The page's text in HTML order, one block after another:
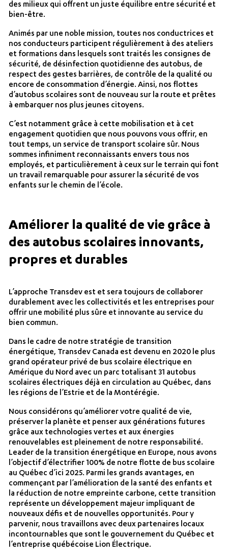
des milieux qui offrent un juste équilibre entre sécurité et
bien-être.
Animés par une noble mission, toutes nos conductrices et
nos conducteurs participent régulièrement à des ateliers
et formations dans lesquels sont traités les consignes de
sécurité, de désinfection quotidienne des autobus, de
respect des gestes barrières, de contrôle de la qualité ou
encore de consommation d’énergie. Ainsi, nos flottes
d’autobus scolaires sont de nouveau sur la route et prêtes
à embarquer nos plus jeunes citoyens.
C’est notamment grâce à cette mobilisation et à cet
engagement quotidien que nous pouvons vous offrir, en
tout temps, un service de transport scolaire sûr. Nous
sommes infiniment reconnaissants envers tous nos
employés, et particulièrement à ceux sur le terrain qui font
un travail remarquable pour assurer la sécurité de vos
enfants sur le chemin de l’école.
Améliorer la qualité de vie grâce à
des autobus scolaires innovants,
propres et durables
L’approche Transdev est et sera toujours de collaborer
durablement avec les collectivités et les entreprises pour
offrir une mobilité plus sûre et innovante au service du
bien commun.
Dans le cadre de notre stratégie de transition
énergétique, Transdev Canada est devenu en 2020 le plus
grand opérateur privé de bus scolaire électrique en
Amérique du Nord avec un parc totalisant 31 autobus
scolaires électriques déjà en circulation au Québec, dans
les régions de l’Estrie et de la Montérégie.
Nous considérons qu’améliorer votre qualité de vie,
préserver la planète et penser aux générations futures
grâce aux technologies vertes et aux énergies
renouvelables est pleinement de notre responsabilité.
Leader de la transition énergétique en Europe, nous avons
l’objectif d’électrifier 100% de notre flotte de bus scolaire
au Québec d’ici 2025. Parmi les grands avantages, en
commençant par l’amélioration de la santé des enfants et
la réduction de notre empreinte carbone, cette transition
représente un développement majeur impliquant de
nouveaux défis et de nouvelles opportunités. Pour y
parvenir, nous travaillons avec deux partenaires locaux
incontournables que sont le gouvernement du Québec et
l’entreprise québécoise Lion Électrique.